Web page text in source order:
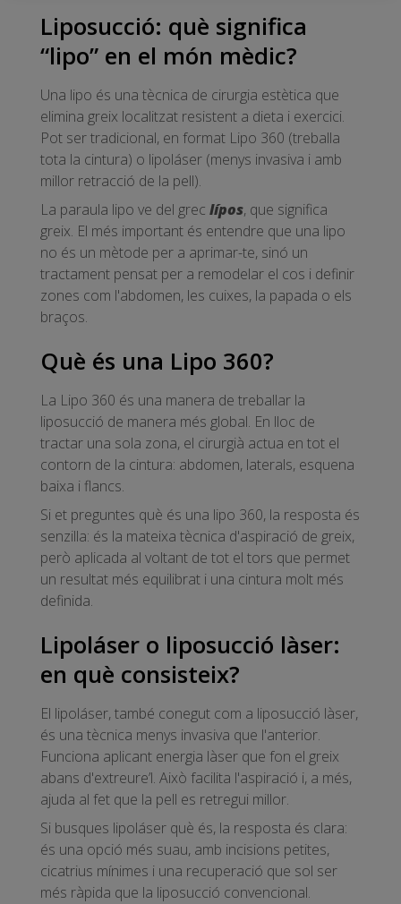
Liposucció: què significa
“lipo” en el món mèdic?
Una lipo és una tècnica de cirurgia estètica que
elimina greix localitzat resistent a dieta i exercici.
Pot ser tradicional, en format Lipo 360 (treballa
tota la cintura) o lipoláser (menys invasiva i amb
millor retracció de la pell).
La paraula lipo ve del grec lípos, que significa
greix. El més important és entendre que una lipo
no és un mètode per a aprimar-te, sinó un
tractament pensat per a remodelar el cos i definir
zones com l'abdomen, les cuixes, la papada o els
braços.
Què és una Lipo 360?
La Lipo 360 és una manera de treballar la
liposucció de manera més global. En lloc de
tractar una sola zona, el cirurgià actua en tot el
contorn de la cintura: abdomen, laterals, esquena
baixa i flancs.
Si et preguntes què és una lipo 360, la resposta és
senzilla: és la mateixa tècnica d'aspiració de greix,
però aplicada al voltant de tot el tors que permet
un resultat més equilibrat i una cintura molt més
definida.
Lipoláser o liposucció làser:
en què consisteix?
El lipoláser, també conegut com a liposucció làser,
és una tècnica menys invasiva que l'anterior.
Funciona aplicant energia làser que fon el greix
abans d'extreure’l. Això facilita l'aspiració i, a més,
ajuda al fet que la pell es retregui millor.
Si busques lipoláser què és, la resposta és clara:
és una opció més suau, amb incisions petites,
cicatrius mínimes i una recuperació que sol ser
més ràpida que la liposucció convencional.